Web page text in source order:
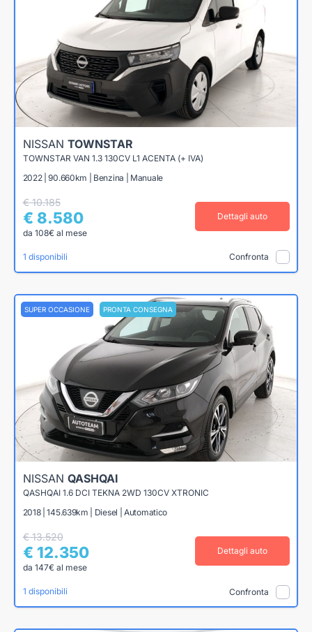
NISSAN TOWNSTAR
TOWNSTAR VAN 1.3 130CV L1 ACENTA (+ IVA)
2022 | 90.660km | Benzina | Manuale
€ 10.185
€ 8.580
da 108€ al mese
Dettagli auto
1 disponibili Confronta
SUPER OCCASIONE PRONTA CONSEGNA
NISSAN QASHQAI
QASHQAI 1.6 DCI TEKNA 2WD 130CV XTRONIC
2018 | 145.639km | Diesel | Automatico
€ 13.520
€ 12.350
da 147€ al mese
Dettagli auto
1 disponibili Confronta